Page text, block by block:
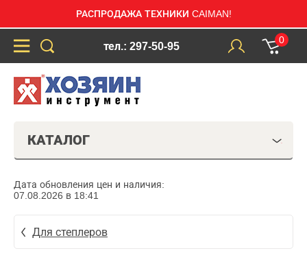
РАСПРОДАЖА ТЕХНИКИ CAIMAN!
тел.: 297-50-95
0
КАТАЛОГ
Дата обновления цен и наличия:
07.08.2026 в 18:41
Для степлеров